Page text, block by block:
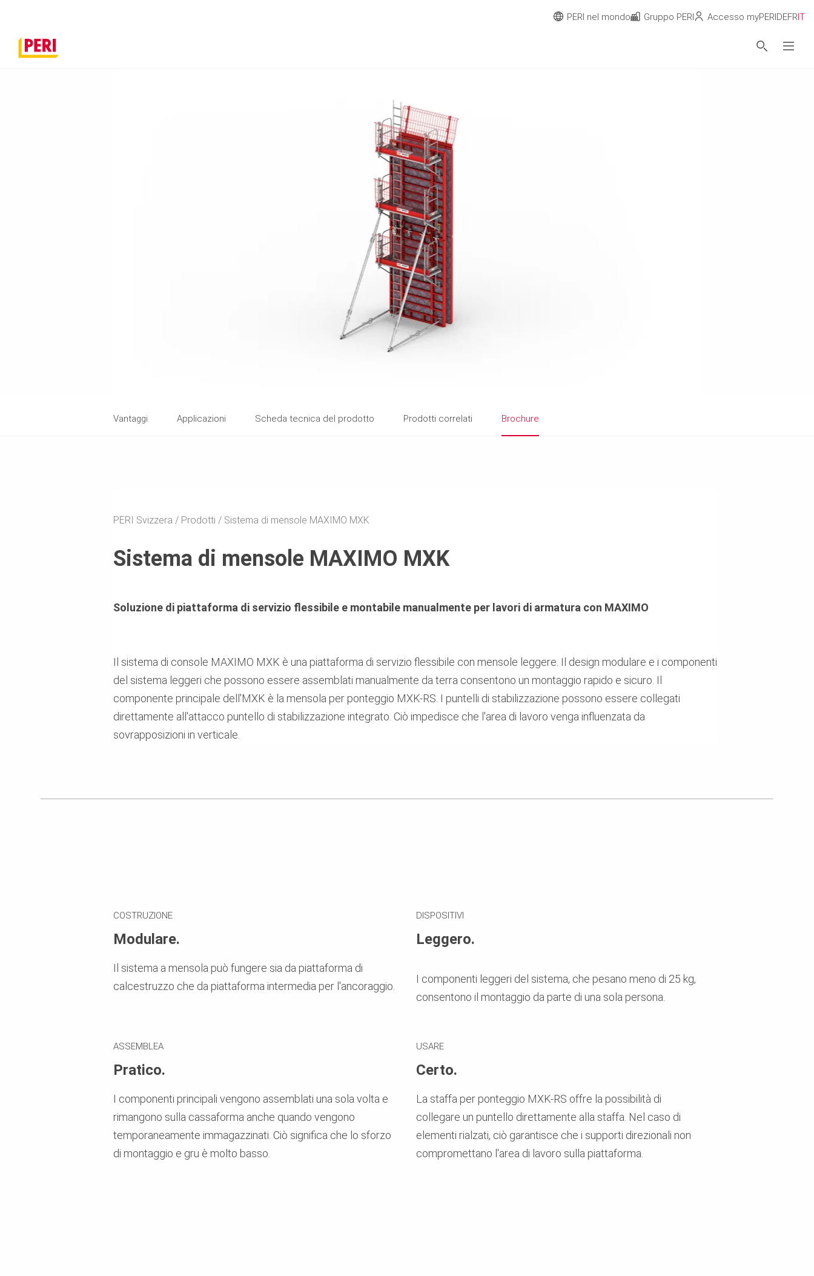
Vantaggi Applicazioni Scheda tecnica del prodotto Prodotti correlati Brochure
PERI Svizzera Prodotti Sistema di mensole MAXIMO MXK
Sistema di mensole MAXIMO MXK
Soluzione di piattaforma di servizio flessibile e montabile manualmente per lavori di armatura con MAXIMO
Il sistema di console MAXIMO MXK è una piattaforma di servizio flessibile con mensole leggere. Il design modulare e i componenti
del sistema leggeri che possono essere assemblati manualmente da terra consentono un montaggio rapido e sicuro. Il
componente principale dell'MXK è la mensola per ponteggio MXK-RS. I puntelli di stabilizzazione possono essere collegati
direttamente all'attacco puntello di stabilizzazione integrato. Ciò impedisce che l'area di lavoro venga influenzata da
sovrapposizioni in verticale.
COSTRUZIONE
Modulare.
Il sistema a mensola può fungere sia da piattaforma di
calcestruzzo che da piattaforma intermedia per l'ancoraggio.
DISPOSITIVI
Leggero.
I componenti leggeri del sistema, che pesano meno di 25 kg,
consentono il montaggio da parte di una sola persona.
ASSEMBLEA
Pratico.
I componenti principali vengono assemblati una sola volta e
rimangono sulla cassaforma anche quando vengono
temporaneamente immagazzinati. Ciò significa che lo sforzo
di montaggio e gru è molto basso.
USARE
Certo.
La staffa per ponteggio MXK-RS offre la possibilità di
collegare un puntello direttamente alla staffa. Nel caso di
elementi rialzati, ciò garantisce che i supporti direzionali non
compromettano l'area di lavoro sulla piattaforma.
PERI nel mondo Gruppo PERI Accesso myPERIDEFRIT